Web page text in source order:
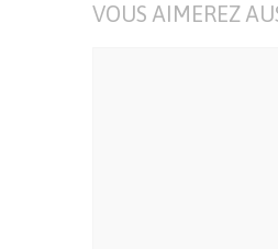
VOUS AIMEREZ